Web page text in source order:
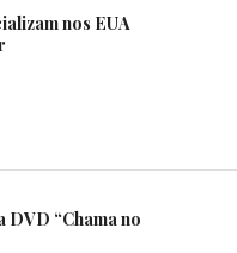
nos EUA
DVD “Chama no